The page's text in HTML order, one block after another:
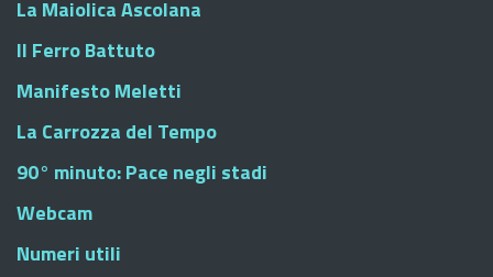
La Maiolica Ascolana
Il Ferro Battuto
Manifesto Meletti
La Carrozza del Tempo
90° minuto: Pace negli stadi
Webcam
Numeri utili